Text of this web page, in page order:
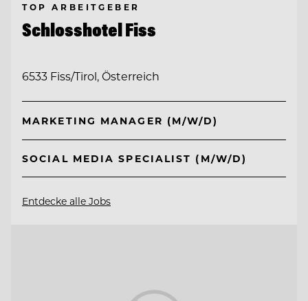
TOP ARBEITGEBER
Schlosshotel Fiss
6533 Fiss/Tirol, Österreich
MARKETING MANAGER (M/W/D)
SOCIAL MEDIA SPECIALIST (M/W/D)
Entdecke alle Jobs